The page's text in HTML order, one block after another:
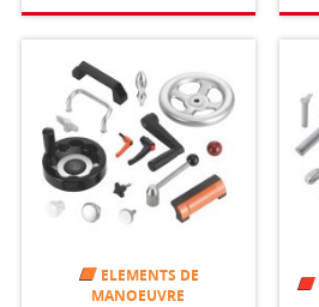
ELEMENTS DE
MANOEUVRE